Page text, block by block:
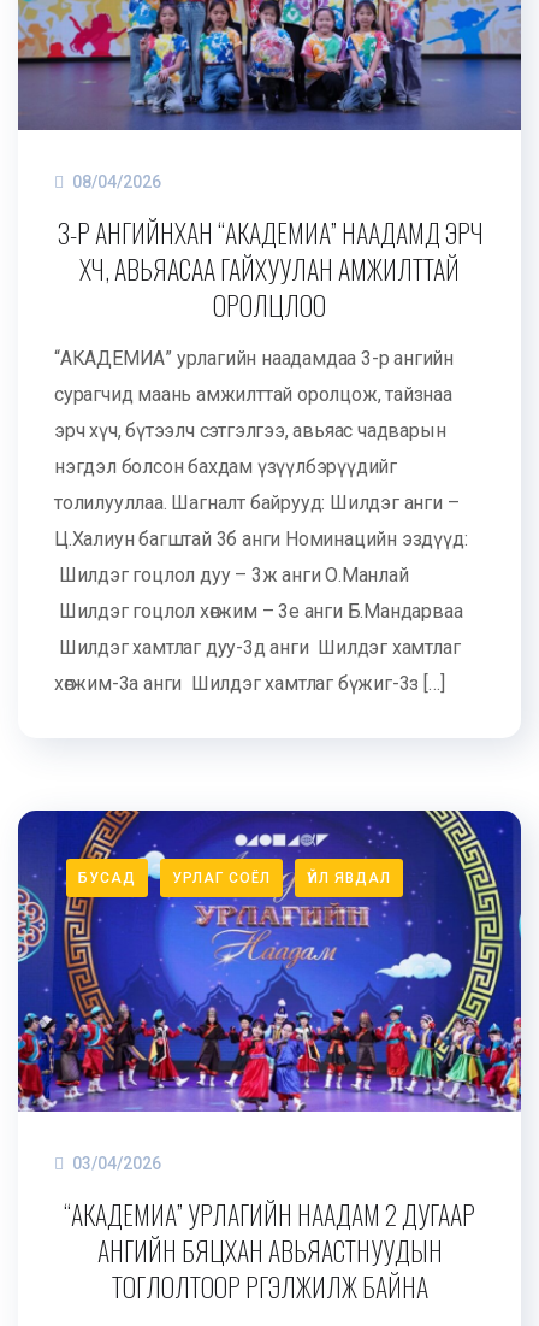
08/04/2026
3-Р АНГИЙНХАН “АКАДЕМИА” НААДАМД ЭРЧ
ХҮЧ, АВЬЯАСАА ГАЙХУУЛАН АМЖИЛТТАЙ
ОРОЛЦЛОО
“АКАДЕМИА” урлагийн наадамдаа 3-р ангийн
сурагчид маань амжилттай оролцож, тайзнаа
эрч хүч, бүтээлч сэтгэлгээ, авьяас чадварын
нэгдэл болсон бахдам үзүүлбэрүүдийг
толилууллаа. Шагналт байрууд: Шилдэг анги –
Ц.Халиун багштай 3б анги Номинацийн эздүүд:
Шилдэг гоцлол дуу – 3ж анги О.Манлай
Шилдэг гоцлол хөгжим – 3е анги Б.Мандарваа
Шилдэг хамтлаг дуу-3д анги Шилдэг хамтлаг
хөгжим-3а анги Шилдэг хамтлаг бүжиг-3з […]
БУСАД УРЛАГ СОЁЛ ҮЙЛ ЯВДАЛ
03/04/2026
“АКАДЕМИА” УРЛАГИЙН НААДАМ 2 ДУГААР
АНГИЙН БЯЦХАН АВЬЯАСТНУУДЫН
ТОГЛОЛТООР ҮРГЭЛЖИЛЖ БАЙНА